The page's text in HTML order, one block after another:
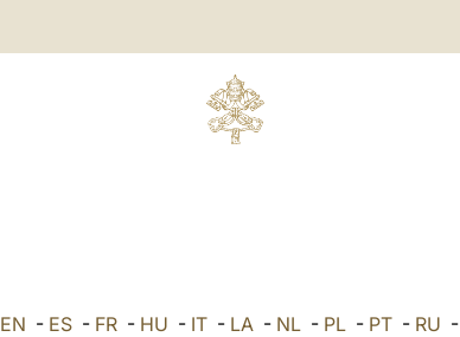
EN - ES - FR - HU - IT - LA - NL - PL - PT - RU -